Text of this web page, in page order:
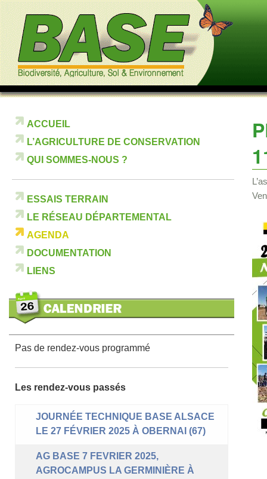
ACCUEIL
L’AGRICULTURE DE CONSERVATION
QUI SOMMES-NOUS ?
ESSAIS TERRAIN
LE RÉSEAU DÉPARTEMENTAL
AGENDA
DOCUMENTATION
LIENS
Pas de rendez-vous programmé
Les rendez-vous passés
JOURNÉE TECHNIQUE BASE ALSACE
LE 27 FÉVRIER 2025 À OBERNAI (67)
AG BASE 7 FEVRIER 2025,
AGROCAMPUS LA GERMINIÈRE À